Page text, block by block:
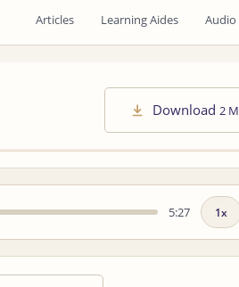
Articles Learning Aides Audio
Download 2
5:27